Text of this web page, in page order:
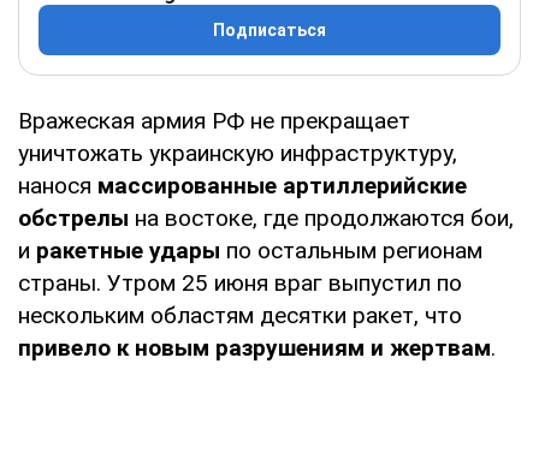
Подписаться
Вражеская армия РФ не прекращает
уничтожать украинскую инфраструктуру,
нанося массированные артиллерийские
обстрелы на востоке, где продолжаются бои,
и ракетные удары по остальным регионам
страны. Утром 25 июня враг выпустил по
нескольким областям десятки ракет, что
привело к новым разрушениям и жертвам.